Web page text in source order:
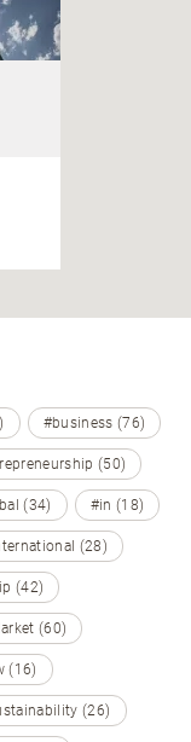
#business (76)
(50)
(34) #in (18)
(28)
(42)
(60)
(16)
(26)